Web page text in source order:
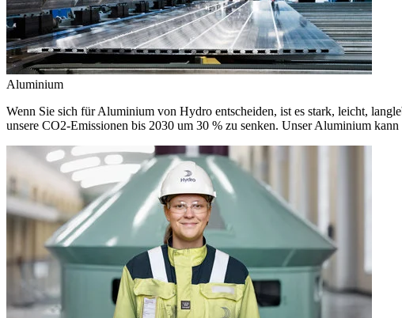
Aluminium
Wenn Sie sich für Aluminium von Hydro entscheiden, ist es stark, leicht,
unsere CO2-Emissionen bis 2030 um 30 % zu senken. Unser Aluminium